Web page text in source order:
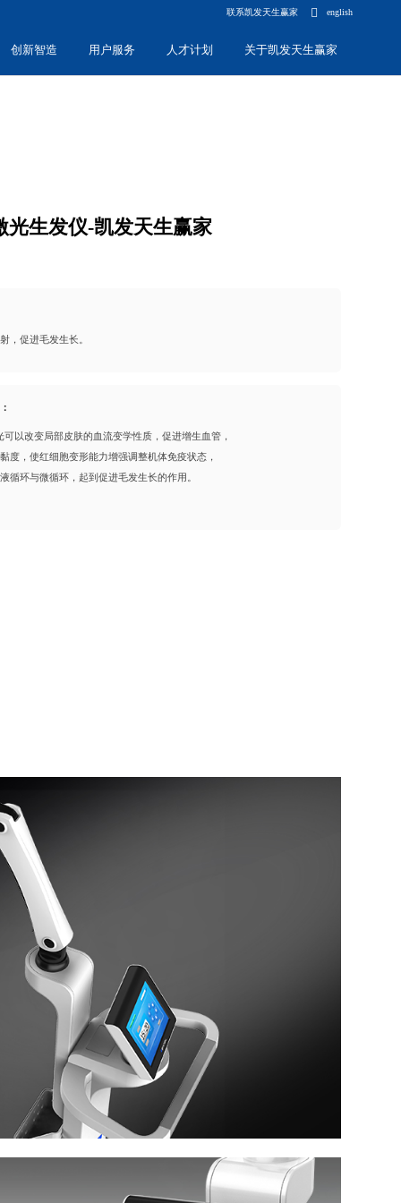
联系凯发天生赢家 english
创新智造 用户服务 人才计划 关于凯发天生赢家
生发仪-凯发天生赢家
，促进毛发生长。
以改变局部皮肤的血流变学性质，促进增生血管，
度，使红细胞变形能力增强调整机体免疫状态，
循环与微循环，起到促进毛发生长的作用。